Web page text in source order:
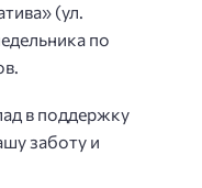
(ул.
по
в поддержку
заботу и